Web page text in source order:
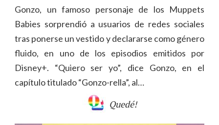
Gonzo, un famoso personaje de los Muppets
Babies sorprendió a usuarios de redes sociales
tras ponerse un vestido y declararse como género
fluido, en uno de los episodios emitidos por
Disney+. “Quiero ser yo”, dice Gonzo, en el
capítulo titulado “Gonzo-rella”, al…
Quedé!